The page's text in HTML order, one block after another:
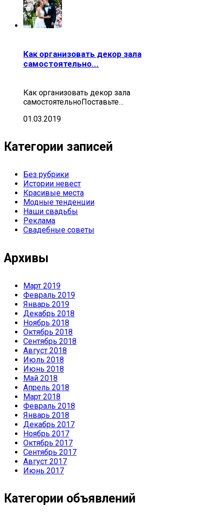
Как организовать декор зала
самостоятельно...
Как организовать декор зала
самостоятельноПоставьте…
01.03.2019
Категории записей
Без рубрики
Истории невест
Красивые места
Модные тенденции
Наши свадьбы
Реклама
Свадебные советы
Архивы
Март 2019
Февраль 2019
Январь 2019
Декабрь 2018
Ноябрь 2018
Октябрь 2018
Сентябрь 2018
Август 2018
Июль 2018
Июнь 2018
Май 2018
Апрель 2018
Март 2018
Февраль 2018
Январь 2018
Декабрь 2017
Ноябрь 2017
Октябрь 2017
Сентябрь 2017
Август 2017
Июнь 2017
Категории объявлений